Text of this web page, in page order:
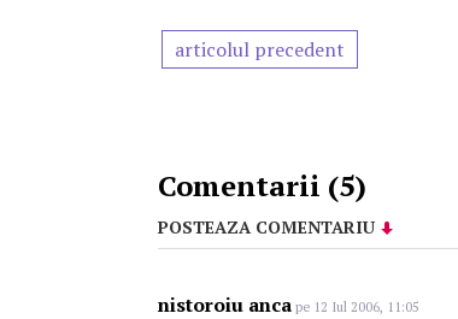
articolul precedent
Comentarii (5)
POSTEAZA COMENTARIU
nistoroiu anca pe 12 Iul 2006, 11:05